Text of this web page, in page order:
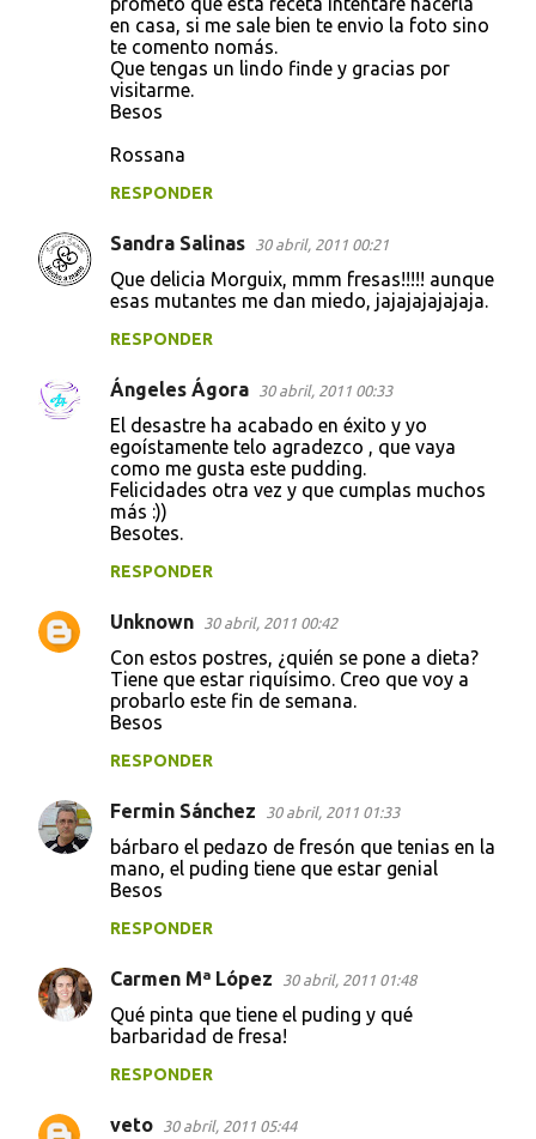
s
en casa, si me sale bien te envio la foto sino
te comento nomás.
Que tengas un lindo finde y gracias por
visitarme.
Besos
Rossana
RESPONDER
Sandra Salinas 30 abril, 2011 00:21
Que delicia Morguix, mmm fresas!!!!! aunque
esas mutantes me dan miedo, jajajajajajaja.
RESPONDER
Ángeles Ágora 30 abril, 2011 00:33
El desastre ha acabado en éxito y yo
egoístamente telo agradezco , que vaya
como me gusta este pudding.
Felicidades otra vez y que cumplas muchos
más :))
Besotes.
RESPONDER
Unknown 30 abril, 2011 00:42
Con estos postres, ¿quién se pone a dieta?
Tiene que estar riquísimo. Creo que voy a
probarlo este fin de semana.
Besos
RESPONDER
Fermin Sánchez 30 abril, 2011 01:33
bárbaro el pedazo de fresón que tenias en la
mano, el puding tiene que estar genial
Besos
RESPONDER
Carmen Mª López 30 abril, 2011 01:48
Qué pinta que tiene el puding y qué
barbaridad de fresa!
RESPONDER
veto 30 abril, 2011 05:44